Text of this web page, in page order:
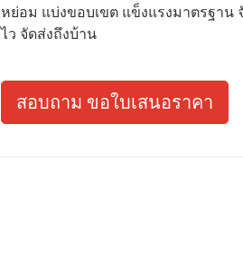
หย่อม แบ่งขอบเขต แข็งแรงมาตรฐาน
ไว จัดส่งถึงบ้าน
สอบถาม ขอใบเสนอราคา